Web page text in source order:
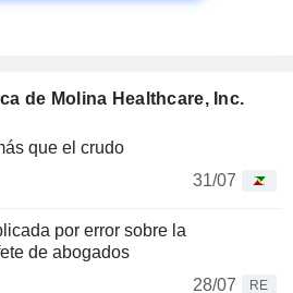
de Molina Healthcare, Inc.
que el crudo
31/07
por error sobre la
de abogados
28/07
RE